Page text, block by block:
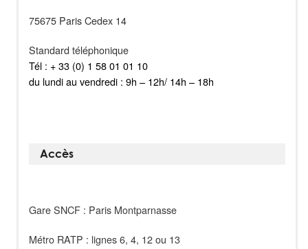
75675 Paris Cedex 14
Standard téléphonique
Tél : + 33 (0) 1 58 01 01 10
du lundi au vendredi : 9h – 12h/ 14h – 18h
Accès
Gare SNCF : Paris Montparnasse
Métro RATP : lignes 6, 4, 12 ou 13